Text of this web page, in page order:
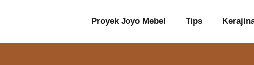
Proyek Joyo Mebel Tips